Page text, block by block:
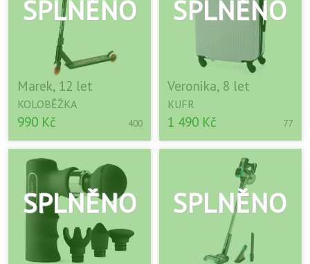
Marek, 12 let
KOLOBĚŽKA
990 Kč 400
Veronika, 8 let
KUFR
1 490 Kč 77